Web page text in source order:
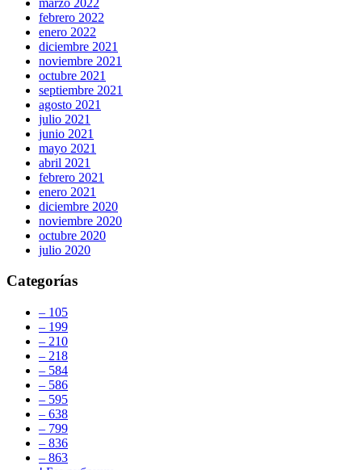
febrero 2022
enero 2022
diciembre 2021
noviembre 2021
octubre 2021
septiembre 2021
agosto 2021
julio 2021
junio 2021
mayo 2021
abril 2021
febrero 2021
enero 2021
diciembre 2020
noviembre 2020
octubre 2020
julio 2020
Categorías
– 105
– 199
– 210
– 218
– 584
– 586
– 595
– 638
– 799
– 836
– 863